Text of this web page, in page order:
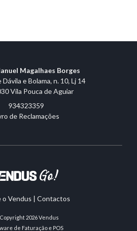
Magalhaes Borges
Dávila e Bolama, n. 10, Lj 14
Vila Pouca de Aguiar
934323359
de Reclamações
o Vendus | Contactos
2026Vendus
de Faturação e POS